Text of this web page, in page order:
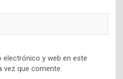
electrónico y web en este
vez que comente.